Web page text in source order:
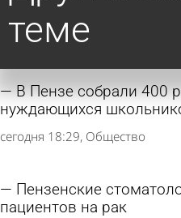
теме
В Пензе собрали 400
нуждающихся
сегодня 18:29 Общество
Пензенские
пациентов на рак